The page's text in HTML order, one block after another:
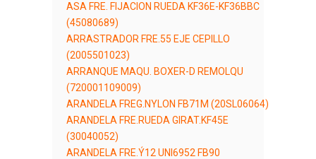
ASA FRE. FIJACION RUEDA KF36E-KF36BBC
(45080689)
ARRASTRADOR FRE.55 EJE CEPILLO
(2005501023)
ARRANQUE MAQU. BOXER-D REMOLQU
(720001109009)
ARANDELA FREG.NYLON FB71M (20SL06064)
ARANDELA FRE.RUEDA GIRAT.KF45E
(30040052)
ARANDELA FRE.Ý12 UNI6952 FB90